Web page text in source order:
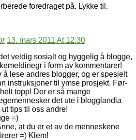
foredraget på. Lykke til.
13. mars 2011 At 12:30
veldig sosialt og hyggelig å blogge,
i form av kommentarer!
lese andres blogger, og er spesielt
instruksjoner til ymse prosjekt. Før-
topp! Der er så mange
det ute i blogglandia
tips til oss andre!
=)
at du er et av de menneskene
=) Klem!